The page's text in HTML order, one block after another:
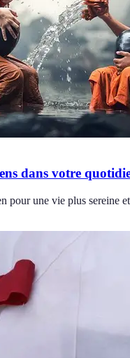
dans votre
pour une vie plus sereine